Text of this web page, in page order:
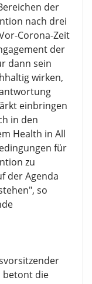
der
nach drei
Corona-Zeit
der
dann sein
wirken,
einbringen
in den
Health in All
für
zu
der Agenda
so
betont die